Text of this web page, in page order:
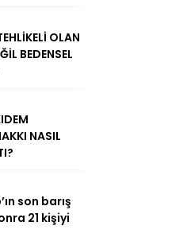
OLAN
BEDENSEL
NASIL
son barış
21 kişiyi